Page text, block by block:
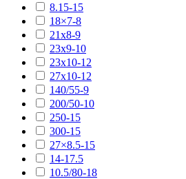
8.15-15
18×7-8
21х8-9
23х9-10
23х10-12
27х10-12
140/55-9
200/50-10
250-15
300-15
27×8.5-15
14-17.5
10.5/80-18